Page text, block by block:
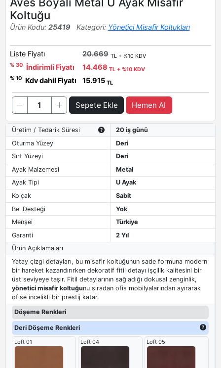
Koltuğu
Ürün Kodu: 25419 Kategori: Yönetici Misafir Koltukları
Liste Fiyatı 20.669 TL + %10 KDV
% 30
İndirimli Fiyatı 14.468 TL + %10 KDV
% 10
Kdv dahil Fiyatı 15.915 TL
Sepete Ekle Hemen Al
Üretim / Tedarik Süresi
20 iş günü
Oturma Yüzeyi
Deri
Sırt Yüzeyi
Deri
Ayak Malzemesi
Metal
Ayak Tipi
U Ayak
Kolçak
Sabit
Bel Desteği
Yok
Menşei
Türkiye
Garanti
2 Yıl
Ürün Açıklamaları
Yatay çizgi detayları, bu misafir koltuğunun sade formuna modern
bir hareket kazandırırken dekoratif fitil detayı işçilik kalitesini bir
üst seviyeye taşır. Fitil detaylarının sağladığı dokusal zenginlik,
yönetici misafir koltuğunu sıradan ofis mobilyalarından ayırarak
ofise incelikli bir prestij katar.
Döşeme Renkleri
Deri Döşeme Renkleri
Loft 01 Loft 04 Loft 05